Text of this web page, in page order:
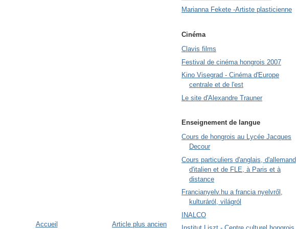
Article plus ancien
Accueil
Marianna Fekete -Artiste plasticienne
Cinéma
Clavis films
Festival de cinéma hongrois 2007
Kino Visegrad - Cinéma d'Europe
centrale et de l'est
Le site d'Alexandre Trauner
Enseignement de langue
Cours de hongrois au Lycée Jacques
Decour
Cours particuliers d'anglais, d'allemand,
d'italien et de FLE, à Paris et à
distance
Francianyelv.hu a francia nyelvről,
kulturáról, világról
INALCO